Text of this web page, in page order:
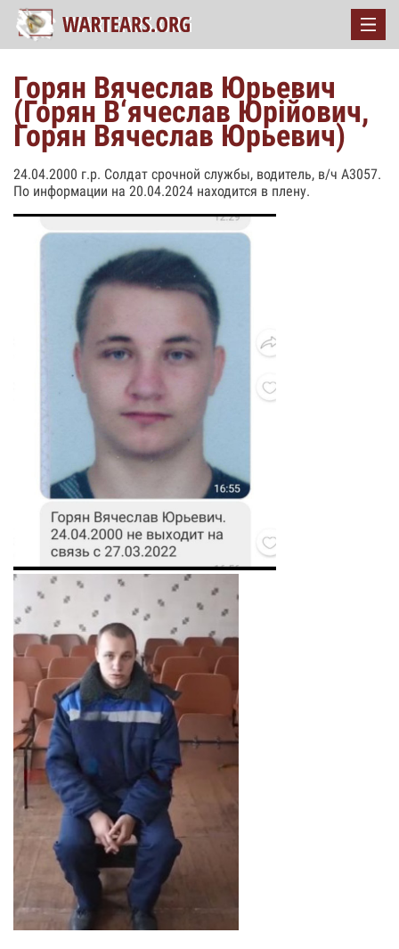
Горян Вячеслав Юрьевич
(Горян В‘ячеслав Юрійович,
Горян Вячеслав Юрьевич)
24.04.2000 г.р. Солдат срочной службы, водитель, в/ч А3057.
По информации на 20.04.2024 находится в плену.